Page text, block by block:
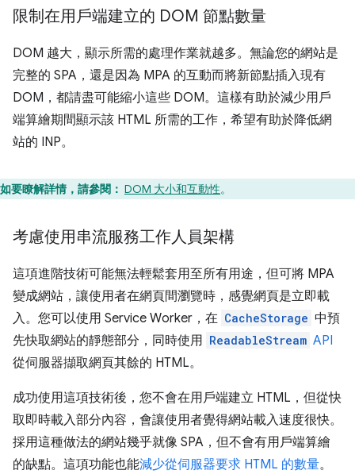
限制在用戶端建立的 DOM 節點數量
DOM 越大，顯示所需的處理作業就越多。無論您的網站是
完整的 SPA，還是因為 MPA 的互動而將新節點插入現有
DOM，都請盡可能縮小這些 DOM。這樣有助於減少用戶
端算繪期間顯示該 HTML 所需的工作，希望有助於降低網
站的 INP。
如要瞭解詳情，請參閱： DOM 大小和互動性。
考慮使用串流服務工作人員架構
這項進階技術可能無法輕鬆套用至所有用途，但可將 MPA
變成網站，讓使用者在網頁間瀏覽時，感覺網頁是立即載
入。您可以使用 Service Worker，在 CacheStorage 中預
先快取網站的靜態部分，同時使用 ReadableStream API
從伺服器擷取網頁其餘的 HTML。
成功使用這項技術後，您不會在用戶端建立 HTML，但從快
取即時載入部分內容，會讓使用者覺得網站載入速度很快。
採用這種做法的網站幾乎就像 SPA，但不會有用戶端算繪
的缺點。這項功能也能減少從伺服器要求 HTML 的數量。